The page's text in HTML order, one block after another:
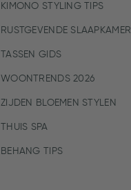
KIMONO STYLING TIPS
RUSTGEVENDE SLAAPKAMER
TASSEN GIDS
WOONTRENDS 2026
ZIJDEN BLOEMEN STYLEN
THUIS SPA
BEHANG TIPS